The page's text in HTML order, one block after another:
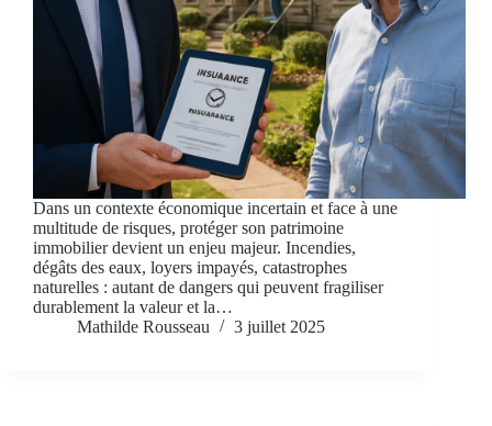
Dans un contexte économique incertain et face à une
multitude de risques, protéger son patrimoine
immobilier devient un enjeu majeur. Incendies,
dégâts des eaux, loyers impayés, catastrophes
naturelles : autant de dangers qui peuvent fragiliser
durablement la valeur et la…
Mathilde Rousseau
3 juillet 2025